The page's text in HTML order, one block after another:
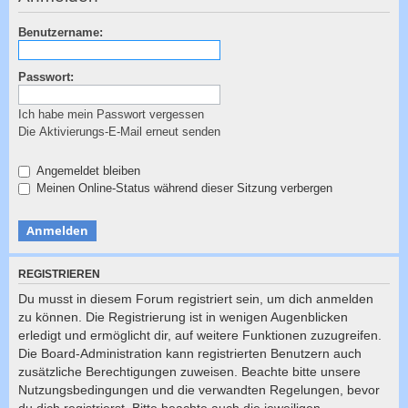
Benutzername:
Passwort:
Ich habe mein Passwort vergessen
Die Aktivierungs-E-Mail erneut senden
Angemeldet bleiben
Meinen Online-Status während dieser Sitzung verbergen
REGISTRIEREN
Du musst in diesem Forum registriert sein, um dich anmelden
zu können. Die Registrierung ist in wenigen Augenblicken
erledigt und ermöglicht dir, auf weitere Funktionen zuzugreifen.
Die Board-Administration kann registrierten Benutzern auch
zusätzliche Berechtigungen zuweisen. Beachte bitte unsere
Nutzungsbedingungen und die verwandten Regelungen, bevor